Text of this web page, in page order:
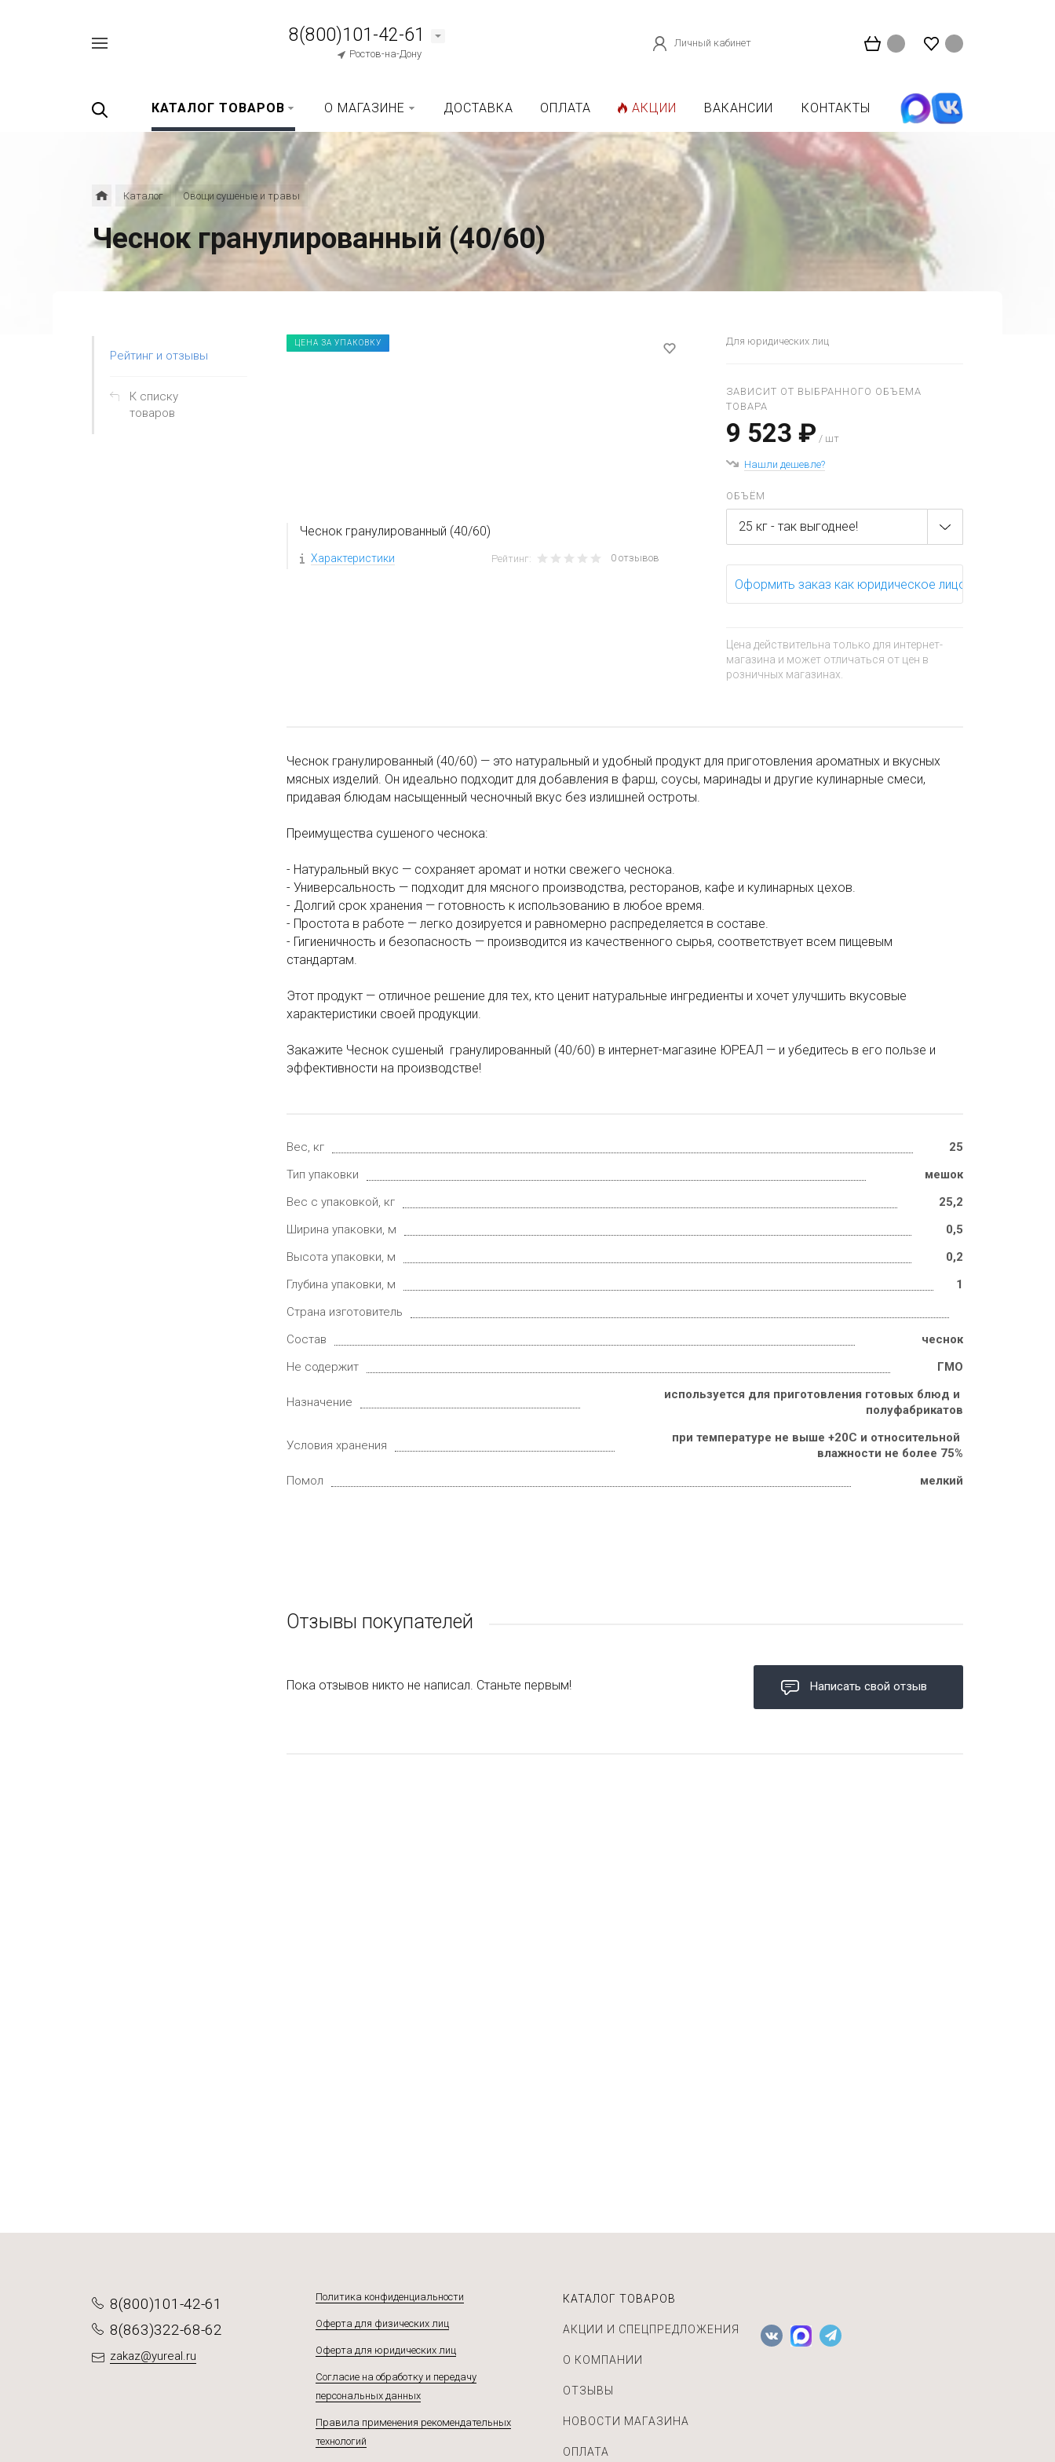
8(800)101-42-61
Ростов-на-Дону
Личный кабинет
КАТАЛОГ ТОВАРОВ О МАГАЗИНЕ ДОСТАВКА ОПЛАТА АКЦИИ ВАКАНСИИ КОНТАКТЫ
Каталог Овощи сушеные и травы
Чеснок гранулированный (40/60)
Рейтинг и отзывы
К списку
товаров
ЦЕНА ЗА УПАКОВКУ
Чеснок гранулированный (40/60)
Характеристики Рейтинг: 0 отзывов
Для юридических лиц
ЗАВИСИТ ОТ ВЫБРАННОГО ОБЪЕМА
ТОВАРА
9 523 ₽ / шт
Нашли дешевле?
ОБЪЁМ
25 кг - так выгоднее!
Оформить заказ как юридическое лицо
Цена действительна только для интернет-
магазина и может отличаться от цен в
розничных магазинах.
Чеснок гранулированный (40/60) — это натуральный и удобный продукт для приготовления ароматных и вкусных
мясных изделий. Он идеально подходит для добавления в фарш, соусы, маринады и другие кулинарные смеси,
придавая блюдам насыщенный чесночный вкус без излишней остроты.
Преимущества сушеного чеснока:
- Натуральный вкус — сохраняет аромат и нотки свежего чеснока.
- Универсальность — подходит для мясного производства, ресторанов, кафе и кулинарных цехов.
- Долгий срок хранения — готовность к использованию в любое время.
- Простота в работе — легко дозируется и равномерно распределяется в составе.
- Гигиеничность и безопасность — производится из качественного сырья, соответствует всем пищевым
стандартам.
Этот продукт — отличное решение для тех, кто ценит натуральные ингредиенты и хочет улучшить вкусовые
характеристики своей продукции.
Закажите Чеснок сушеный гранулированный (40/60) в интернет-магазине ЮРЕАЛ — и убедитесь в его пользе и
эффективности на производстве!
Вес, кг
25
Тип упаковки
мешок
Вес с упаковкой, кг
25,2
Ширина упаковки, м
0,5
Высота упаковки, м
0,2
Глубина упаковки, м
1
Страна изготовитель
Состав
чеснок
Не содержит
ГМО
Назначение
используется для приготовления готовых блюд и
полуфабрикатов
Условия хранения
при температуре не выше +20С и относительной
влажности не более 75%
Помол
мелкий
Отзывы покупателей
Написать свой отзыв
Пока отзывов никто не написал. Станьте первым!
8(800)101-42-61
8(863)322-68-62
zakaz@yureal.ru
Политика конфиденциальности
Оферта для физических лиц
Оферта для юридических лиц
Согласие на обработку и передачу
персональных данных
Правила применения рекомендательных
технологий
КАТАЛОГ ТОВАРОВ
АКЦИИ И СПЕЦПРЕДЛОЖЕНИЯ
О КОМПАНИИ
ОТЗЫВЫ
НОВОСТИ МАГАЗИНА
ОПЛАТА